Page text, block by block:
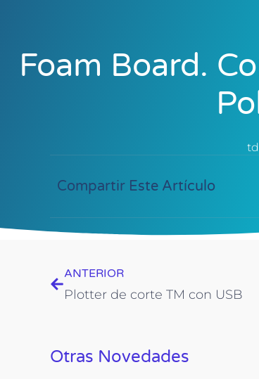
Foam Board.
Compartir Este Artículo
Prev
ANTERIOR
Plotter de corte TM con USB
Otras Novedades